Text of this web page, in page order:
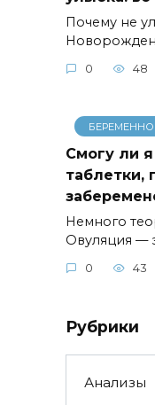
Почему не
0 48
Смогу ли
таблетки,
Немного
Овуляция —
0 43
Рубрики
Анализы